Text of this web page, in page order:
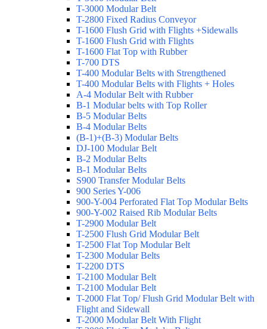
T-3000 Modular Belt
T-2800 Fixed Radius Conveyor
T-1600 Flush Grid with Flights +Sidewalls
T-1600 Flush Grid with Flights
T-1600 Flat Top with Rubber
T-700 DTS
T-400 Modular Belts with Strengthened
T-400 Modular Belts with Flights + Holes
A-4 Modular Belt with Rubber
B-1 Modular belts with Top Roller
B-5 Modular Belts
B-4 Modular Belts
(B-1)+(B-3) Modular Belts
DJ-100 Modular Belt
B-2 Modular Belts
B-1 Modular Belts
S900 Transfer Modular Belts
900 Series Y-006
900-Y-004 Perforated Flat Top Modular Belts
900-Y-002 Raised Rib Modular Belts
T-2900 Modular Belt
T-2500 Flush Grid Modular Belt
T-2500 Flat Top Modular Belt
T-2300 Modular Belts
T-2200 DTS
T-2100 Modular Belt
T-2100 Modular Belt
T-2000 Flat Top/ Flush Grid Modular Belt with
Flight and Sidewall
T-2000 Modular Belt With Flight